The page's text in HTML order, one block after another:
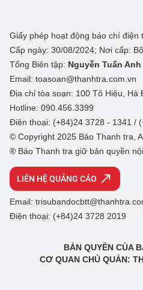
Giấy phép hoạt động báo chí điện
Cấp ngày: 30/08/2024; Nơi cấp:
Tổng Biên tập: Nguyễn Tuấn Anh
Email: toasoan@thanhtra.com.vn
Địa chỉ tòa soạn: 100 Tô Hiệu, Hà
Hotline: 090.456.3399
Điện thoại: (+84)24 3728 - 1341 /
© Copyright 2025 Báo Thanh tra,
® Báo Thanh tra giữ bản quyền
LIÊN HỆ QUẢNG CÁO
Email:
Điện thoại: (+84)24 3728 2019
BẢN QUYỀN CỦA
CƠ QUAN CHỦ QUẢN: